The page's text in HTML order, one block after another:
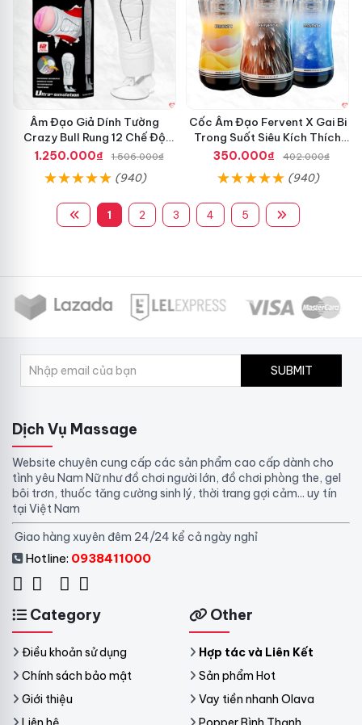
Âm Đạo Giả Dính Tường
Crazy Bull Rung 12 Chế Độ
Siêu Mạnh
1.250.000₫ 1.506.000₫
(940)
Cốc Âm Đạo Fervent X Gai Bi
Trong Suốt Siêu Kích Thích
Nam Giới
350.000₫ 402.000₫
(940)
1 2 3 4 5
SUBMIT
Dịch Vụ Massage
Website chuyên cung cấp các sản phẩm cao cấp dành cho
tình yêu Nam Nữ như đồ chơi người lớn, đồ chơi phòng the, gel
bôi trơn, thuốc tăng cường sinh lý, thời trang gợi cảm... uy tín
tại Việt Nam
Giao hàng xuyên đêm 24/24 kể cả ngày nghỉ
Hotline: 0938411000
Category
Điều khoản sử dụng
Chính sách bảo mật
Giới thiệu
Other
Hợp tác và Liên Kết
Sản phẩm Hot
Vay tiền nhanh Olava